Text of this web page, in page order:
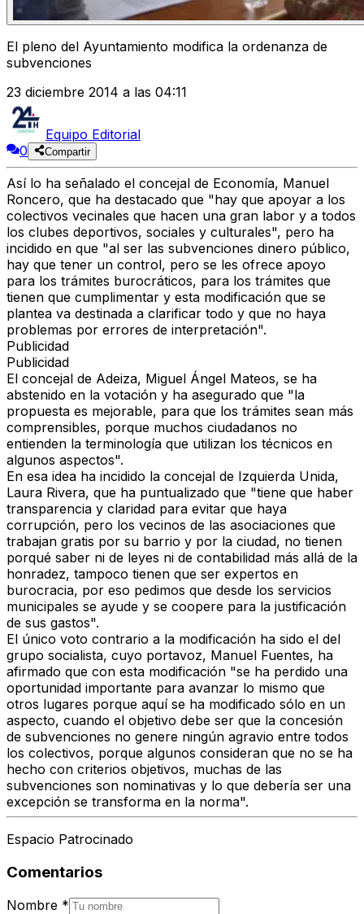
El pleno del Ayuntamiento modifica la ordenanza de
subvenciones
23 diciembre 2014 a las 04:11
Equipo Editorial
0
Compartir
Así lo ha señalado el concejal de Economía, Manuel
Roncero, que ha destacado que "hay que apoyar a los
colectivos vecinales que hacen una gran labor y a todos
los clubes deportivos, sociales y culturales", pero ha
incidido en que "al ser las subvenciones dinero público,
hay que tener un control, pero se les ofrece apoyo
para los trámites burocráticos, para los trámites que
tienen que cumplimentar y esta modificación que se
plantea va destinada a clarificar todo y que no haya
problemas por errores de interpretación".
Publicidad
Publicidad
El concejal de Adeiza, Miguel Ángel Mateos, se ha
abstenido en la votación y ha asegurado que "la
propuesta es mejorable, para que los trámites sean más
comprensibles, porque muchos ciudadanos no
entienden la terminología que utilizan los técnicos en
algunos aspectos".
En esa idea ha incidido la concejal de Izquierda Unida,
Laura Rivera, que ha puntualizado que "tiene que haber
transparencia y claridad para evitar que haya
corrupción, pero los vecinos de las asociaciones que
trabajan gratis por su barrio y por la ciudad, no tienen
porqué saber ni de leyes ni de contabilidad más allá de la
honradez, tampoco tienen que ser expertos en
burocracia, por eso pedimos que desde los servicios
municipales se ayude y se coopere para la justificación
de sus gastos".
El único voto contrario a la modificación ha sido el del
grupo socialista, cuyo portavoz, Manuel Fuentes, ha
afirmado que con esta modificación "se ha perdido una
oportunidad importante para avanzar lo mismo que
otros lugares porque aquí se ha modificado sólo en un
aspecto, cuando el objetivo debe ser que la concesión
de subvenciones no genere ningún agravio entre todos
los colectivos, porque algunos consideran que no se ha
hecho con criterios objetivos, muchas de las
subvenciones son nominativas y lo que debería ser una
excepción se transforma en la norma".
Espacio Patrocinado
Comentarios
Nombre *